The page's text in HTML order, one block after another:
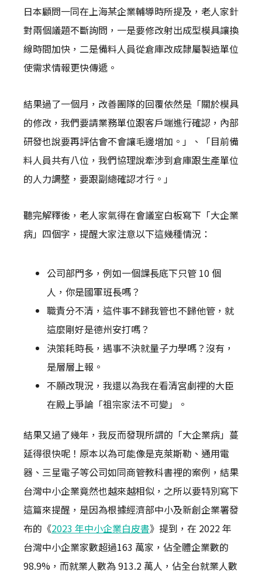
日本顧問一同在上海某企業輔導時所提及，老人家針
對兩個議題不斷詢問，一是要修改射出成型模具讓換
線時間加快，二是備料人員從倉庫改成隸屬製造單位
使需求情報更快傳遞。
結果過了一個月，改善團隊的回覆依然是「關於模具
的修改，我們要請業務單位跟客戶端進行確認，內部
研發也說要再評估會不會讓毛邊增加。」、「目前備
料人員共有八位，我們協理說牽涉到倉庫跟生產單位
的人力調整，要跟副總確認才行。」
聽完解釋後，老人家氣得在會議室白板寫下「大企業
病」四個字，提醒大家注意以下這幾種情況：
公司部門多，例如一個課長底下只管 10 個
人，你是國軍班長嗎？
職責分不清，這件事不歸我管也不歸他管，就
這麼剛好是德州安打嗎？
決策耗時長，遇事不決就量子力學嗎？沒有，
是層層上報。
不願改現況，我還以為我在看清宮劇裡的大臣
在殿上爭論「祖宗家法不可變」。
結果又過了幾年，我反而發現所謂的「大企業病」蔓
延得很快呢！原本以為可能像是克萊斯勒、通用電
器、三星電子等公司如同商管教科書裡的案例，結果
台灣中小企業竟然也越來越相似，之所以要特別寫下
這篇來提醒，是因為根據經濟部中小及新創企業署發
布的《2023 年中小企業白皮書》提到，在 2022 年
台灣中小企業家數超過163 萬家，佔全體企業數的
98.9%，而就業人數為 913.2 萬人，佔全台就業人數